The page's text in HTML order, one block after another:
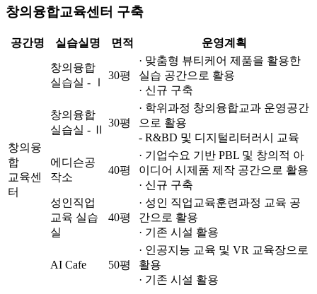
창의융합교육센터 구축
공간명 실습실명 면적 운영계획
창의융
합
교육센
터
창의융합
실습실 - Ⅰ
30평
· 맞춤형 뷰티케어 제품을 활용한
실습 공간으로 활용
· 신규 구축
창의융합
실습실 - Ⅱ
30평
· 학위과정 창의융합교과 운영공간
으로 활용
- R&BD 및 디지털리터러시 교육
에디슨공
작소
40평
· 기업수요 기반 PBL 및 창의적 아
이디어 시제품 제작 공간으로 활용
· 신규 구축
성인직업
교육 실습
실
40평
· 성인 직업교육훈련과정 교육 공
간으로 활용
· 기존 시설 활용
AI Cafe 50평
· 인공지능 교육 및 VR 교육장으로
활용
· 기존 시설 활용